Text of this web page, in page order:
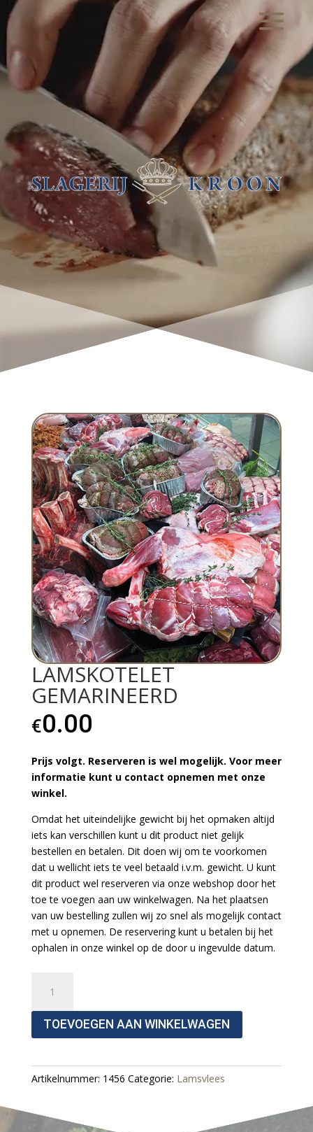
LAMSKOTELET
GEMARINEERD
€0.00
Prijs volgt. Reserveren is wel mogelijk. Voor meer
informatie kunt u contact opnemen met onze
winkel.
Omdat het uiteindelijke gewicht bij het opmaken altijd
iets kan verschillen kunt u dit product niet gelijk
bestellen en betalen. Dit doen wij om te voorkomen
dat u wellicht iets te veel betaald i.v.m. gewicht. U kunt
dit product wel reserveren via onze webshop door het
toe te voegen aan uw winkelwagen. Na het plaatsen
van uw bestelling zullen wij zo snel als mogelijk contact
met u opnemen. De reservering kunt u betalen bij het
ophalen in onze winkel op de door u ingevulde datum.
Gemarineerd
Aantal
TOEVOEGEN AAN WINKELWAGEN
Artikelnummer: 1456 Categorie: Lamsvlees